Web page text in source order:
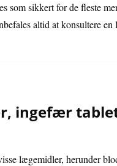
som sikkert for de fleste
altid at konsultere
ingefær
lægemidler, herunder